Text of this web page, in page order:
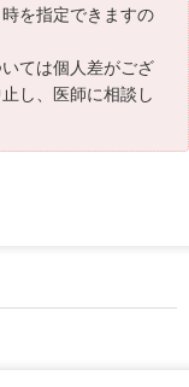
を指定できますの
ては個人差がござ
し、医師に相談し